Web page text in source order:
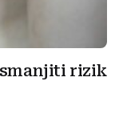
smanjiti rizik